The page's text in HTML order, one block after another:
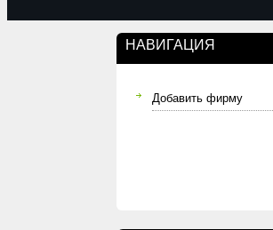
НАВИГАЦИЯ
Добавить фирму